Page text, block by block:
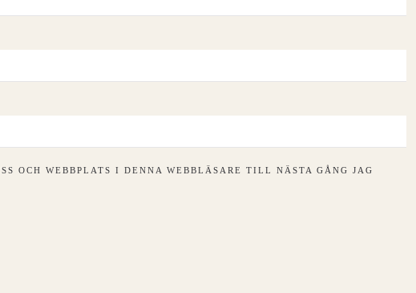
OCH WEBBPLATS I DENNA WEBBLÄSARE TILL NÄSTA GÅNG JAG